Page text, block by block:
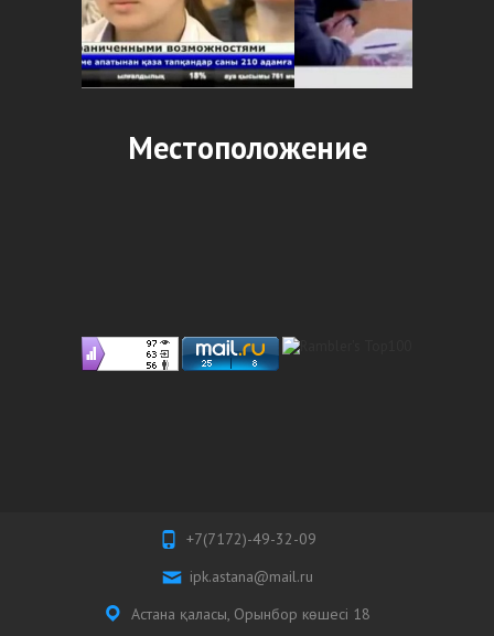
Местоположение
+7(7172)-49-32-09
ipk.astana@mail.ru
Астана қаласы, Орынбор көшесі 18